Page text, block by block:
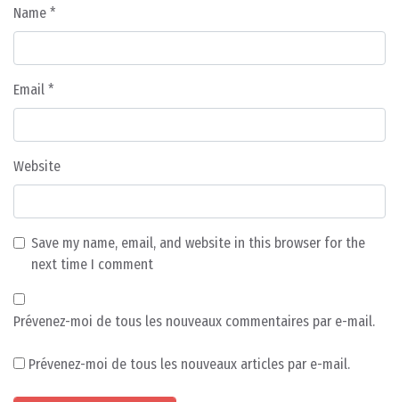
Name *
Email *
Website
Save my name, email, and website in this browser for the
next time I comment
Prévenez-moi de tous les nouveaux commentaires par e-mail.
Prévenez-moi de tous les nouveaux articles par e-mail.